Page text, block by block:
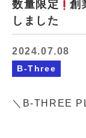
数量限定
創
しました
2024.07.08
B-Three
＼B-THREE